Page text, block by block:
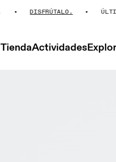
DISFRÚTALO. ÚLTIMO
TiendaActividades